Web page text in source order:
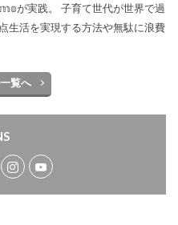
が実践。 子育て世代が世界で過
生活を実現する方法や無駄に浪費
覧へ